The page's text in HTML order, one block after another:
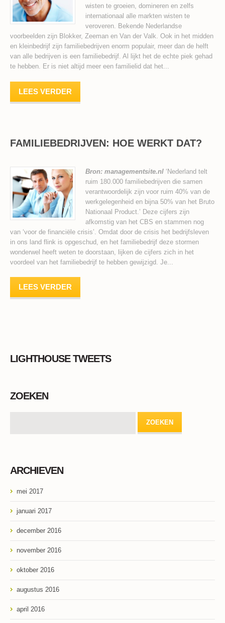
wisten te groeien, domineren en zelfs
internationaal alle markten wisten te
veroveren. Bekende Nederlandse
voorbeelden zijn Blokker, Zeeman en Van der Valk. Ook in het midden
en kleinbedrijf zijn familiebedrijven enorm populair, meer dan de helft
van alle bedrijven is een familiebedrijf. Al lijkt het de echte piek gehad
te hebben. Er is niet altijd meer een familielid dat het...
LEES VERDER
FAMILIEBEDRIJVEN: HOE WERKT DAT?
Bron: managementsite.nl ‘Nederland telt
ruim 180.000 familiebedrijven die samen
verantwoordelijk zijn voor ruim 40% van de
werkgelegenheid en bijna 50% van het Bruto
Nationaal Product.’ Deze cijfers zijn
afkomstig van het CBS en stammen nog
van ‘voor de financiële crisis’. Omdat door de crisis het bedrijfsleven
in ons land flink is opgeschud, en het familiebedrijf deze stormen
wonderwel heeft weten te doorstaan, lijken de cijfers zich in het
voordeel van het familiebedrijf te hebben gewijzigd. Je...
LEES VERDER
LIGHTHOUSE TWEETS
ZOEKEN
ARCHIEVEN
mei 2017
januari 2017
december 2016
november 2016
oktober 2016
augustus 2016
april 2016